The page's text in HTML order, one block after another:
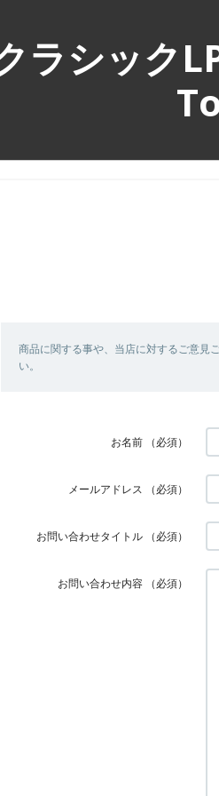
ラシック
商品に関する事や、当店に対するご意見
い。
お名前 （必須）
メールアドレス （必須）
お問い合わせタイトル （必須）
お問い合わせ内容 （必須）